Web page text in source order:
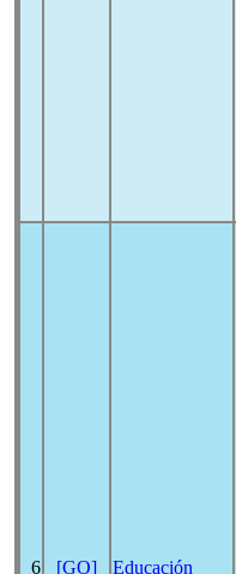
6 [GO] Educación